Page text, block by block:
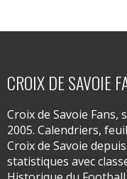
CROIX DE SAVOIE
Croix de Savoie Fans,
2005. Calendriers,
Croix de Savoie
statistiques avec